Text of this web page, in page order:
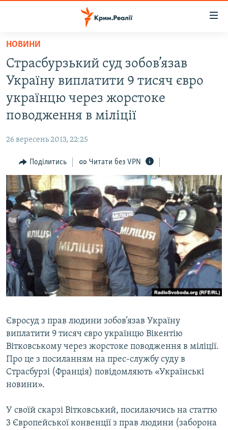
Перейти
основного
матеріалу
Перейти
до
основної
Перейти
пошуку
ВОДА.КРИМ
ВІДЕО ТА ФОТО
ПОГЛЯД
ІНТЕРВ'Ю
ВСЕ ЗА ДЕНЬ
СПЕЦПРОЕКТИ
ДЕПОРТАЦІЯ
ВІДЕОУРОКИ «ELIFBE»
СВІДЧЕННЯ ОКУПАЦІЇ
УКРАЇНСЬКА ПРОБЛЕМА КРИМУ
ІНФОГРАФІКА
ЯК ОБІЙТИ БЛОКУВАННЯ
Русский
Qırımtatar
ДОЛУЧАЙСЯ!
НОВИНИ
Страсбурзький суд зобов’язав
Україну виплатити 9 тисяч євро
українцю через жорстоке
поводження в міліції
26 вересень 2013, 22:25
Поділитись Читати без VPN
Євросуд з прав людини зобов’язав Україну
виплатити 9 тисяч євро українцю Вікентію
Вітковському через жорстоке поводження в міліції.
Про це з посиланням на прес-службу суду в
Страсбурзі (Франція) повідомляють «Українські
новини».
У своїй скарзі Вітковський, посилаючись на статтю
3 Європейської конвенції з прав людини (заборона